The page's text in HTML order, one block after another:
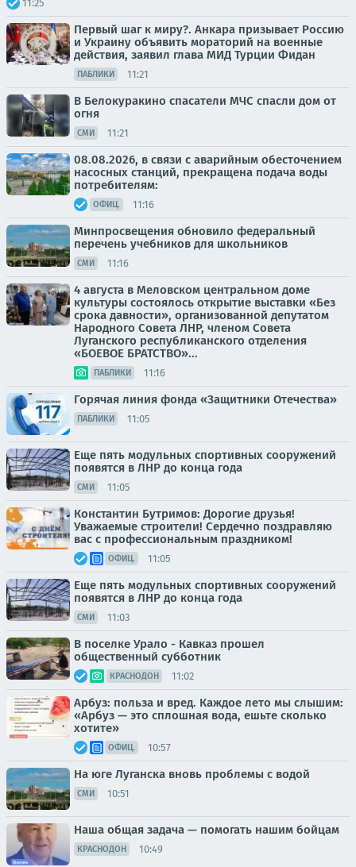
11:25
Первый шаг к миру?. Анкара призывает Россию
и Украину объявить мораторий на военные
действия, заявил глава МИД Турции Фидан
ПАБЛИКИ 11:21
В Белокуракино спасатели МЧС спасли дом от
огня
СМИ 11:21
08.08.2026, в связи с аварийным обесточением
насосных станций, прекращена подача воды
потребителям:
ОФИЦ. 11:16
Минпросвещения обновило федеральный
перечень учебников для школьников
СМИ 11:16
4 августа в Меловском центральном доме
культуры состоялось открытие выставки «Без
срока давности», организованной депутатом
Народного Совета ЛНР, членом Совета
Луганского республиканского отделения
«БОЕВОЕ БРАТСТВО»...
ПАБЛИКИ 11:16
Горячая линия фонда «Защитники Отечества»
ПАБЛИКИ 11:05
Еще пять модульных спортивных сооружений
появятся в ЛНР до конца года
СМИ 11:05
Константин Бутримов: Дорогие друзья!
Уважаемые строители! Сердечно поздравляю
вас с профессиональным праздником!
ОФИЦ. 11:05
Еще пять модульных спортивных сооружений
появятся в ЛНР до конца года
СМИ 11:03
В поселке Урало - Кавказ прошел
общественный субботник
КРАСНОДОН 11:02
Арбуз: польза и вред. Каждое лето мы слышим:
«Арбуз — это сплошная вода, ешьте сколько
хотите»
ОФИЦ. 10:57
На юге Луганска вновь проблемы с водой
СМИ 10:51
Наша общая задача — помогать нашим бойцам
КРАСНОДОН 10:49